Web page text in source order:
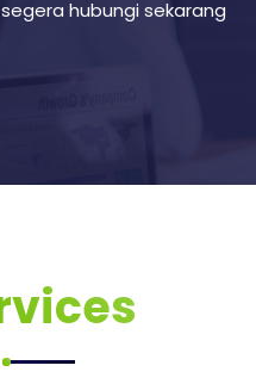
hubungi sekarang